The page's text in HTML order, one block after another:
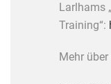
Larlhams
Training“:
Mehr